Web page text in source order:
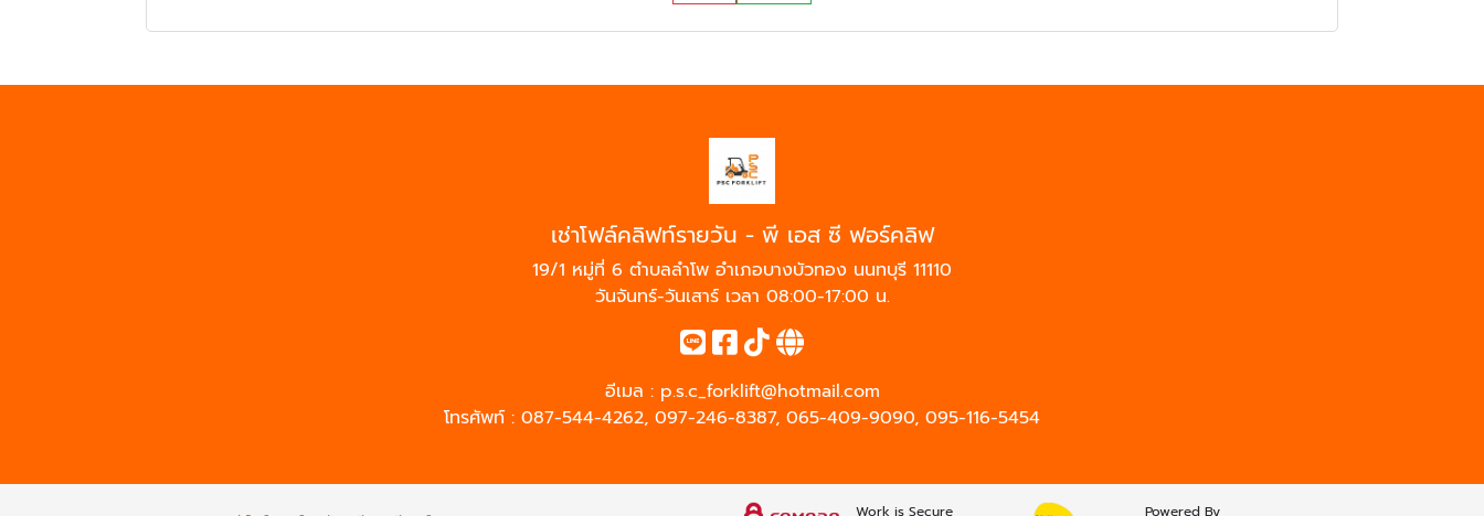
เช่าโฟล์คลิฟท์รายวัน - พี เอส ซี ฟอร์คลิฟ
19/1 หมู่ที่ 6 ตำบลลำโพ อำเภอบางบัวทอง นนทบุรี 11110
วันจันทร์-วันเสาร์ เวลา 08:00-17:00 น.
อีเมล : p.s.c_forklift@hotmail.com
โทรศัพท์ : 087-544-4262, 097-246-8387, 065-409-9090, 095-116-5454
Work is Secure Powered By